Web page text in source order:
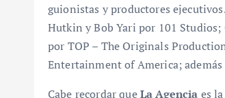
guionistas y productores
Hutkin y Bob Yari por 101 Studios;
por TOP – The Originals
Entertainment of America; además
Cabe recordar queLa Agencia es